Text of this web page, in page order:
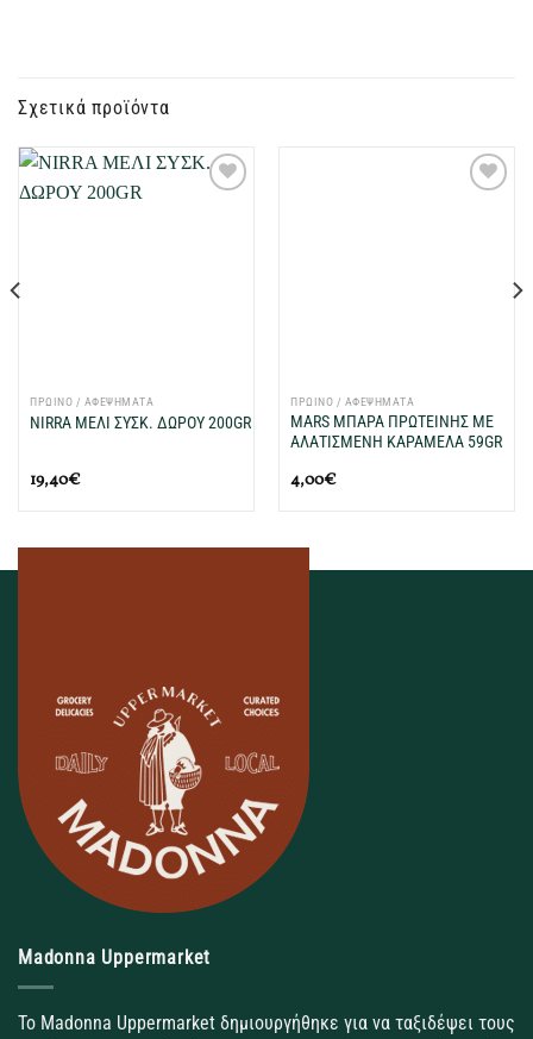
Σχετικά προϊόντα
ΠΡΩΙΝΟ / ΑΦΕΨΗΜΑΤΑ
NIRRA ΜΕΛΙ ΣΥΣΚ. ΔΩΡΟΥ 200GR
19,40€
ΠΡΩΙΝΟ / ΑΦΕΨΗΜΑΤΑ
MARS ΜΠΑΡΑ ΠΡΩΤΕΙΝΗΣ ΜΕ
ΑΛΑΤΙΣΜΕΝΗ ΚΑΡΑΜΕΛΑ 59GR
4,00€
Madonna Uppermarket
Το Madonna Uppermarket δημιουργήθηκε για να ταξιδέψει τους